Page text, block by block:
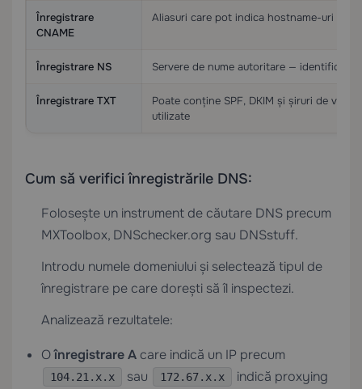
Înregistrare
CNAME
Aliasuri care pot indica hostname-uri
Înregistrare NS Servere de nume autoritare — identifică
Înregistrare TXT
Poate conține SPF, DKIM și șiruri de
utilizate
Cum să verifici înregistrările DNS:
Folosește un instrument de căutare DNS precum
MXToolbox, DNSchecker.org sau DNSstuff.
Introdu numele domeniului și selectează tipul de
înregistrare pe care dorești să îl inspectezi.
Analizează rezultatele:
Oînregistrare A care indică un IP precum
104.21.x.x sau 172.67.x.x
indică proxying